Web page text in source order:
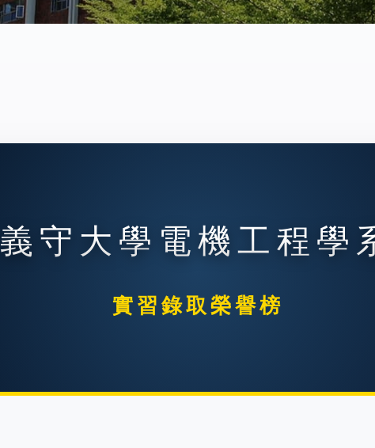
義守大學電機工程學
實習錄取榮譽榜